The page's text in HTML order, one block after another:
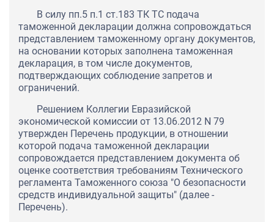
В силу пп.5 п.1 ст.183 ТК ТС подача
таможенной декларации должна сопровождаться
представлением таможенному органу документов,
на основании которых заполнена таможенная
декларация, в том числе документов,
подтверждающих соблюдение запретов и
ограничений.
Решением Коллегии Евразийской
экономической комиссии от 13.06.2012 N 79
утвержден Перечень продукции, в отношении
которой подача таможенной декларации
сопровождается представлением документа об
оценке соответствия требованиям Технического
регламента Таможенного союза "О безопасности
средств индивидуальной защиты" (далее -
Перечень).